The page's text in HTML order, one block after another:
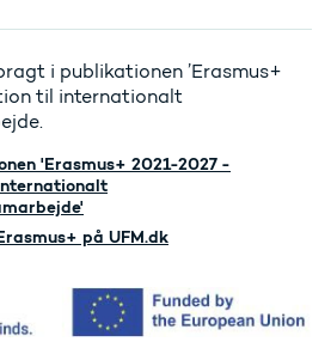
i publikationen ’Erasmus+
til internationalt
'Erasmus+ 2021-2027 -
på UFM.dk